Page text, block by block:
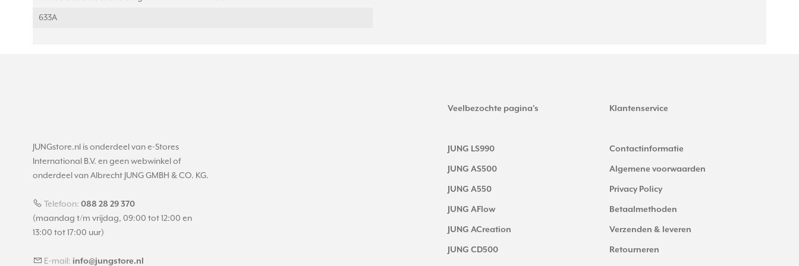
633A
JUNGstore.nl is onderdeel van e-Stores
International B.V. en geen webwinkel of
onderdeel van Albrecht JUNG GMBH & CO. KG.
Telefoon: 088 28 29 370
(maandag t/m vrijdag, 09:00 tot 12:00 en
13:00 tot 17:00 uur)
E-mail: info@jungstore.nl
Veelbezochte pagina's
JUNG LS990
JUNG AS500
JUNG A550
JUNG AFlow
JUNG ACreation
JUNG CD500
Klantenservice
Contactinformatie
Algemene voorwaarden
Privacy Policy
Betaalmethoden
Verzenden & leveren
Retourneren